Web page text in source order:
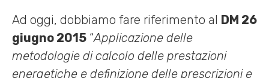
Ad oggi, dobbiamo fare riferimento al DM 26
giugno 2015 “Applicazione delle
metodologie di calcolo delle prestazioni
energetiche e definizione delle prescrizioni e